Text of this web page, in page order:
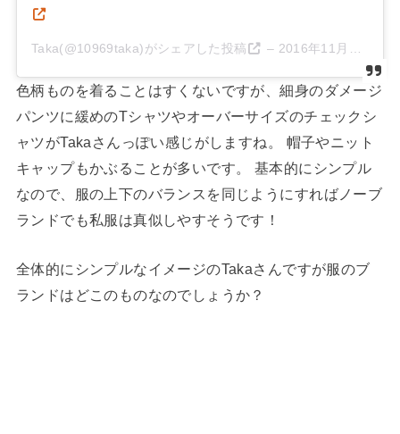
Taka(@10969taka)がシェアした投稿 – 2016年11月月8日午前4時35分PST
色柄ものを着ることはすくないですが、細身のダメージ
パンツに緩めのTシャツやオーバーサイズのチェックシ
ャツがTakaさんっぽい感じがしますね。 帽子やニット
キャップもかぶることが多いです。 基本的にシンプル
なので、服の上下のバランスを同じようにすればノーブ
ランドでも私服は真似しやすそうです！
全体的にシンプルなイメージのTakaさんですが服のブ
ランドはどこのものなのでしょうか？